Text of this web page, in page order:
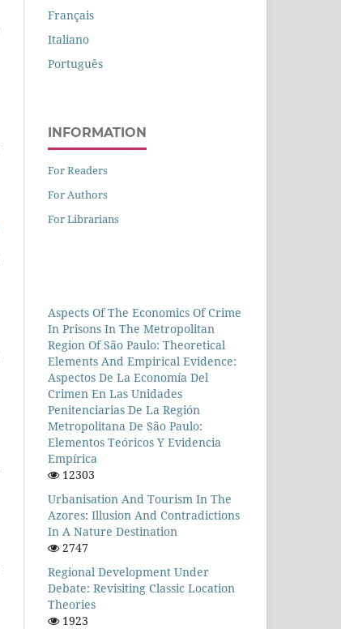
Français
Italiano
Português
INFORMATION
For Readers
For Authors
For Librarians
Aspects Of The Economics Of Crime
In Prisons In The Metropolitan
Region Of São Paulo: Theoretical
Elements And Empirical Evidence:
Aspectos De La Economía Del
Crimen En Las Unidades
Penitenciarias De La Región
Metropolitana De São Paulo:
Elementos Teóricos Y Evidencia
Empírica
12303
Urbanisation And Tourism In The
Azores: Illusion And Contradictions
In A Nature Destination
2747
Regional Development Under
Debate: Revisiting Classic Location
Theories
1923